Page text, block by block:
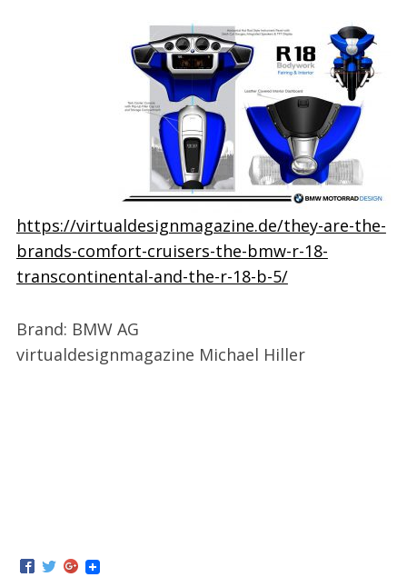
https://virtualdesignmagazine.de/they-are-the-
brands-comfort-cruisers-the-bmw-r-18-
transcontinental-and-the-r-18-b-5/
Brand: BMW AG
virtualdesignmagazine Michael Hiller